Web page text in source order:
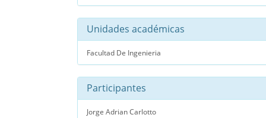
Unidades académicas
Facultad De Ingenieria
Participantes
Jorge Adrian Carlotto